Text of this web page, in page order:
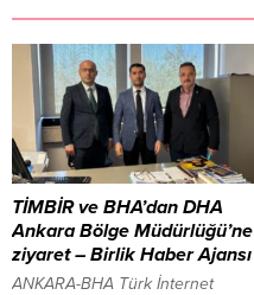
TİMBİR ve BHA’dan DHA
Ankara Bölge Müdürlüğü’ne
ziyaret – Birlik Haber Ajansı
ANKARA-BHA Türk İnternet